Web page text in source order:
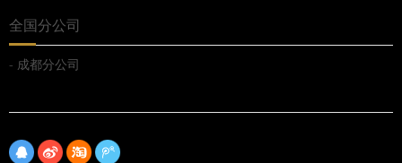
全国分公司
成都分公司